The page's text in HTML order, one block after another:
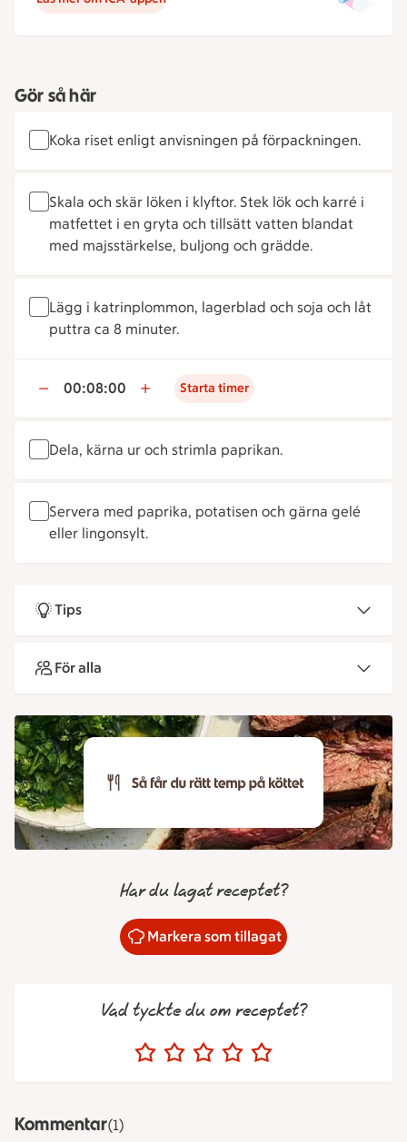
Gör så här
Koka riset enligt anvisningen på förpackningen.
Skala och skär löken i klyftor. Stek lök och karré i
matfettet i en gryta och tillsätt vatten blandat
med majsstärkelse, buljong och grädde.
Lägg i katrinplommon, lagerblad och soja och låt
puttra ca 8 minuter.
00:08:00 Starta timer
Dela, kärna ur och strimla paprikan.
Servera med paprika, potatisen och gärna gelé
eller lingonsylt.
Tips
För alla
Har du lagat receptet?
Markera som tillagat
Vad tyckte du om receptet?
Kommentar(1)